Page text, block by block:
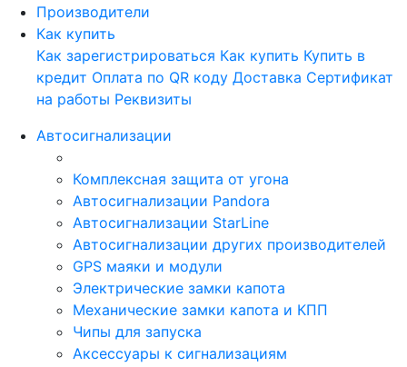
Производители
Как купить
Как зарегистрироваться Как купить Купить в
кредит Оплата по QR коду Доставка Сертификат
на работы Реквизиты
Автосигнализации
Комплексная защита от угона
Автосигнализации Pandora
Автосигнализации StarLine
Автосигнализации других производителей
GPS маяки и модули
Электрические замки капота
Механические замки капота и КПП
Чипы для запуска
Аксессуары к сигнализациям